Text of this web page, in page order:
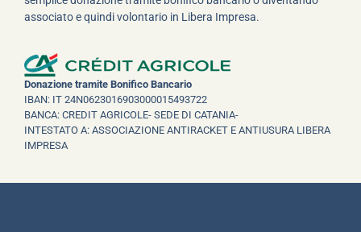
associato e quindi volontario in Libera Impresa.
Donazione tramite Bonifico Bancario
IBAN: IT 24N0623016903000015493722
BANCA: CREDIT AGRICOLE- SEDE DI CATANIA-
INTESTATO A: ASSOCIAZIONE ANTIRACKET E ANTIUSURA LIBERA
IMPRESA